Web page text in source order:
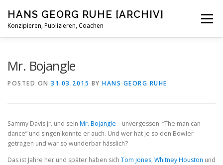
content
HANS GEORG RUHE [ARCHIV]
Konzipieren, Publizieren, Coachen
Menu
Mr. Bojangle
POSTED ON 31.03.2015 BY HANS GEORG RUHE
Sammy Davis jr. und sein Mr. Bojangle – unvergessen. “The man can
dance” und singen konnte er auch. Und wer hat je so den Bowler
getragen und war so wunderbar hässlich?
Das ist Jahre her und später haben sich Tom Jones, Whitney Houston und